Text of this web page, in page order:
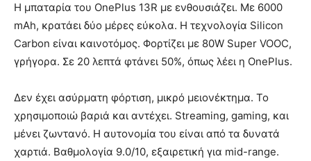
Η μπαταρία του OnePlus 13R με ενθουσιάζει. Με 6000
mAh, κρατάει δύο μέρες εύκολα. Η τεχνολογία Silicon
Carbon είναι καινοτόμος. Φορτίζει με 80W Super VOOC,
γρήγορα. Σε 20 λεπτά φτάνει 50%, όπως λέει η OnePlus.
Δεν έχει ασύρματη φόρτιση, μικρό μειονέκτημα. Το
χρησιμοποιώ βαριά και αντέχει. Streaming, gaming, και
μένει ζωντανό. Η αυτονομία του είναι από τα δυνατά
χαρτιά. Βαθμολογία 9.0/10, εξαιρετική για mid-range.